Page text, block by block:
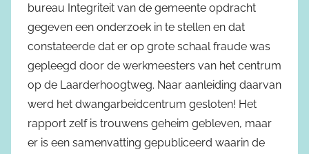
bureau Integriteit van de gemeente opdracht
gegeven een onderzoek in te stellen en dat
constateerde dat er op grote schaal fraude was
gepleegd door de werkmeesters van het centrum
op de Laarderhoogtweg. Naar aanleiding daarvan
werd het dwangarbeidcentrum gesloten! Het
rapport zelf is trouwens geheim gebleven, maar
er is een samenvatting gepubliceerd waarin de